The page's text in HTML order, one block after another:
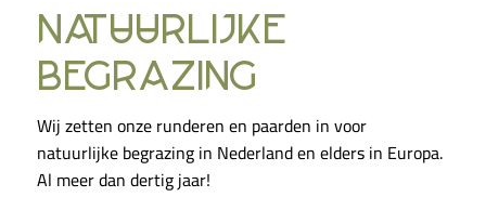
natuurlijke
begrazing
Wij zetten onze runderen en paarden in voor
natuurlijke begrazing in Nederland en elders in Europa.
Al meer dan dertig jaar!